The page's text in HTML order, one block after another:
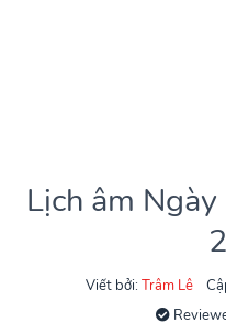
Lịch âm
Viết bởi: Trâm Lê